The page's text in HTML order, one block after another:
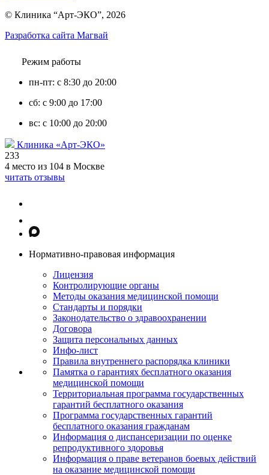
© Клиника “Арт-ЭКО”, 2026
Разработка сайта Магвай
Режим работы
пн-пт: с 8:30 до 20:00
сб: с 9:00 до 17:00
вс: с 10:00 до 20:00
Клиника «Арт-ЭКО»
233
4 место из 104 в Москве
читать отзывы
Нормативно-правовая информация
Лицензия
Контролирующие органы
Методы оказания медицинской помощи
Стандарты и порядки
Законодательство о здравоохранении
Договора
Защита персональных данных
Инфо-лист
Правила внутреннего распорядка клиники
Памятка о гарантиях бесплатного оказания
медицинской помощи
Территориальная программа государственных
гарантий бесплатного оказания
Программа государственных гарантий
бесплатного оказания гражданам
Информация о диспансеризации по оценке
репродуктивного здоровья
Информация о праве ветеранов боевых действий
на оказание медицинской помощи